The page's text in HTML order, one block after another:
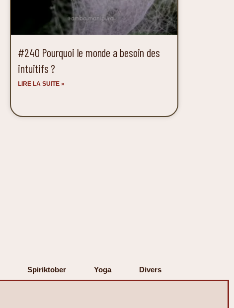
#240 Pourquoi le monde a besoin des
intuitifs ?
LIRE LA SUITE »
Spiriktober Yoga Divers